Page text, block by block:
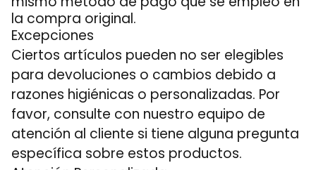
la compra original.
Excepciones
Ciertos artículos pueden no ser elegibles
para devoluciones o cambios debido a
razones higiénicas o personalizadas. Por
favor, consulte con nuestro equipo de
atención al cliente si tiene alguna pregunta
específica sobre estos productos.